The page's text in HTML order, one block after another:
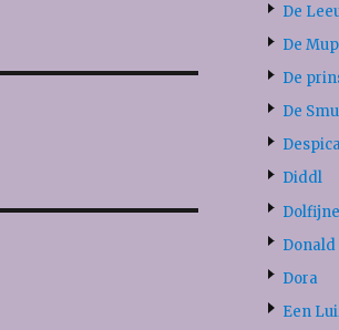
De
De
De
De
Diddl
Donald
Dora
Een